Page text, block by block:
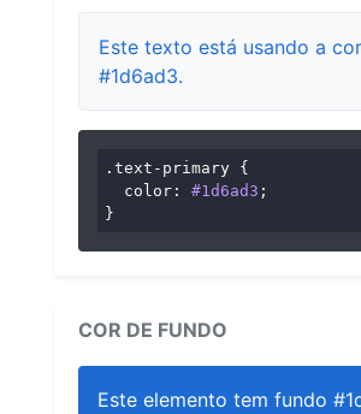
Este texto está usando a cor
#1d6ad3.
.text-primary {
color : #1d6ad3 ;
}
COR DE FUNDO
Este elemento tem fundo